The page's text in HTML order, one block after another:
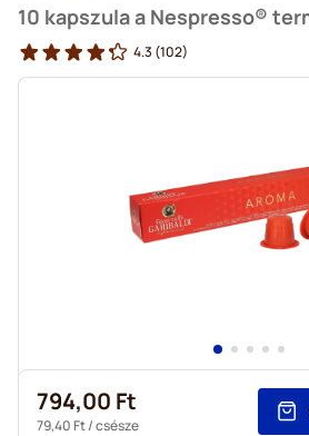
10 kapszula a Nespresso®
4.3 (102)
794,00 Ft
79,40 Ft/ csésze